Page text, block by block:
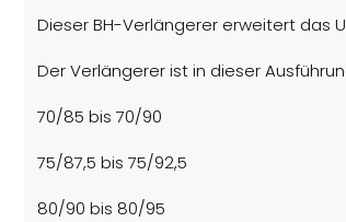
Dieser BH-Verlängerer erweitert das
Der Verlängerer ist in dieser
70/85 bis 70/90
75/87,5 bis 75/92,5
80/90 bis 80/95